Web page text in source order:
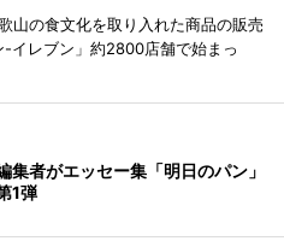
山の食文化を取り入れた商品の販売
イレブン」約2800店舗で始まっ
集者がエッセー集「明日のパン」
1弾